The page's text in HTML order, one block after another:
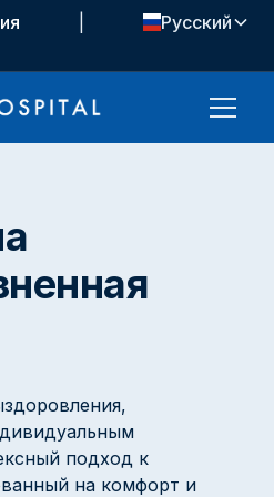
Русский
подход к
на комфорт и